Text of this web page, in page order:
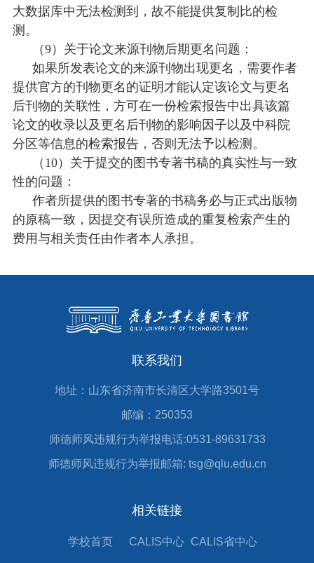
大数据库中无法检测到，故不能提供复制比的检
测。
（9）关于论文来源刊物后期更名问题：
如果所发表论文的来源刊物出现更名，需要作者
提供官方的刊物更名的证明才能认定该论文与更名
后刊物的关联性，方可在一份检索报告中出具该篇
论文的收录以及更名后刊物的影响因子以及中科院
分区等信息的检索报告，否则无法予以检测。
（ 10）关于提交的图书专著书稿的真实性与一致
性的问题：
作者所提供的图书专著的书稿务必与正式出版物
的原稿一致，因提交有误所造成的重复检索产生的
费用与相关责任由作者本人承担。
联系我们
地址：山东省济南市长清区大学路3501号
邮编：250353
师德师风违规行为举报电话:0531-89631733
师德师风违规行为举报邮箱: tsg@qlu.edu.cn
相关链接
学校首页 CALIS中心 CALIS省中心